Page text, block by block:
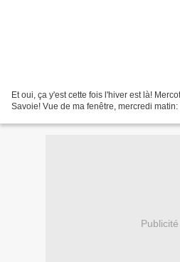
Et oui, ça y'est cette fois l'hiver est là!
Savoie! Vue de ma fenêtre, mercredi
Publicité